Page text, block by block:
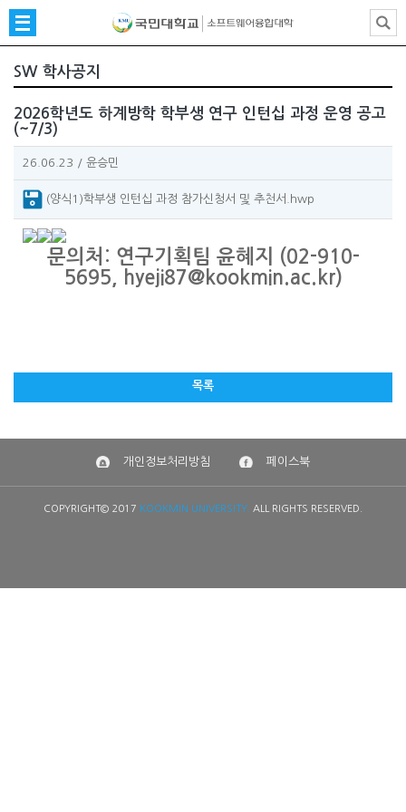
SW 학사공지
2026학년도 하계방학 학부생 연구 인턴십 과정 운영 공고
(~7/3)
26.06.23 / 윤승민
(양식1)학부생 인턴십 과정 참가신청서 및 추천서.hwp
문의처: 연구기획팀 윤혜지 (02-910-
5695, hyeji87@kookmin.ac.kr)
목록
개인정보처리방침 페이스북
COPYRIGHT© 2017 KOOKMIN UNIVERSITY. ALL RIGHTS RESERVED.